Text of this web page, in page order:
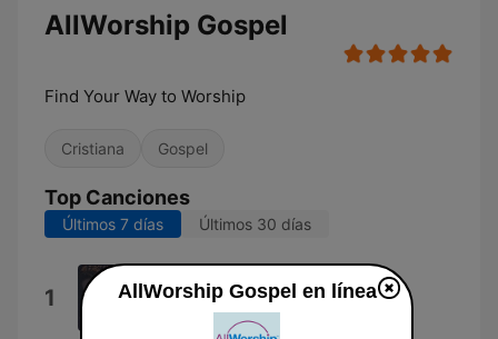
AllWorship Gospel
Find Your Way to Worship
Cristiana Gospel
Top Canciones
Últimos 7 días Últimos 30 días
1 Can I Count On You?
AllWorship Gospel en línea